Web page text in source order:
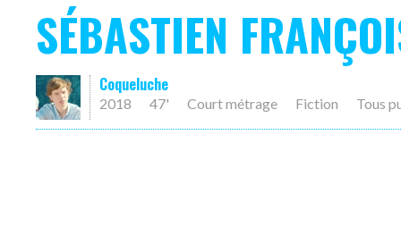
SÉBASTIEN
Coqueluche
2018 47' Court métrage Fiction Tous